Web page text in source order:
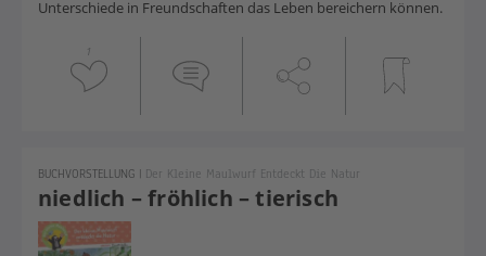
Unterschiede in Freundschaften das Leben bereichern können.
1
niedlich – fröhlich – tierisch
BUCHVORSTELLUNG | Der Kleine Maulwurf Entdeckt Die Natur